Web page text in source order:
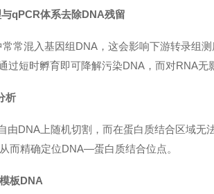
qPCR体系去除DNA残留
常混入基因组DNA，这会影响下游转录组
过短时孵育即可降解污染DNA，而对RNA无
析
由DNA上随机切割，而在蛋白质结合区域无
从而精确定位DNA—蛋白质结合位点。
板DNA